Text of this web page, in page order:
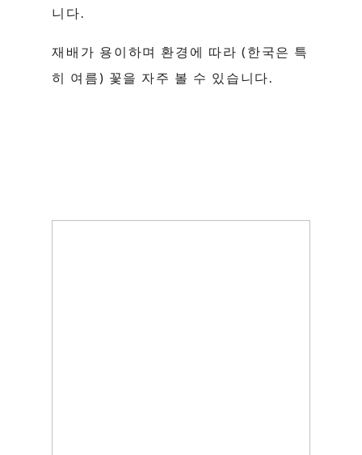
니다.
재배가 용이하며 환경에 따라 (한국은 특
히 여름) 꽃을 자주 볼 수 있습니다.